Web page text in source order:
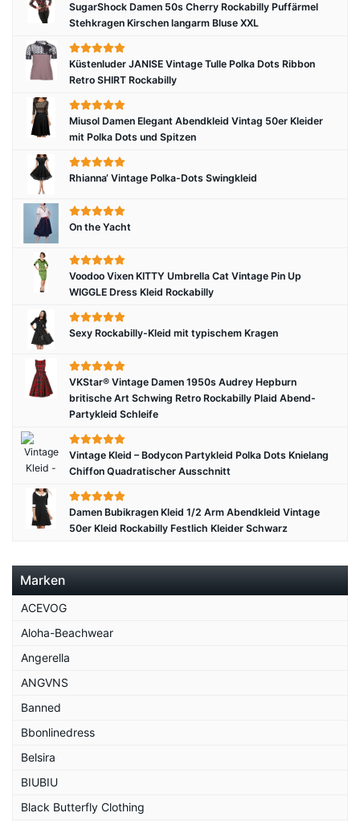
SugarShock Damen 50s Cherry Rockabilly Puffärmel
Stehkragen Kirschen langarm Bluse XXL
Küstenluder JANISE Vintage Tulle Polka Dots Ribbon
Retro SHIRT Rockabilly
Miusol Damen Elegant Abendkleid Vintag 50er Kleider
mit Polka Dots und Spitzen
Rhianna‘ Vintage Polka-Dots Swingkleid
On the Yacht
Voodoo Vixen KITTY Umbrella Cat Vintage Pin Up
WIGGLE Dress Kleid Rockabilly
Sexy Rockabilly-Kleid mit typischem Kragen
VKStar® Vintage Damen 1950s Audrey Hepburn
britische Art Schwing Retro Rockabilly Plaid Abend-
Partykleid Schleife
Vintage Kleid – Bodycon Partykleid Polka Dots Knielang
Chiffon Quadratischer Ausschnitt
Damen Bubikragen Kleid 1/2 Arm Abendkleid Vintage
50er Kleid Rockabilly Festlich Kleider Schwarz
Marken
ACEVOG
Aloha-Beachwear
Angerella
ANGVNS
Banned
Bbonlinedress
Belsira
BIUBIU
Black Butterfly Clothing